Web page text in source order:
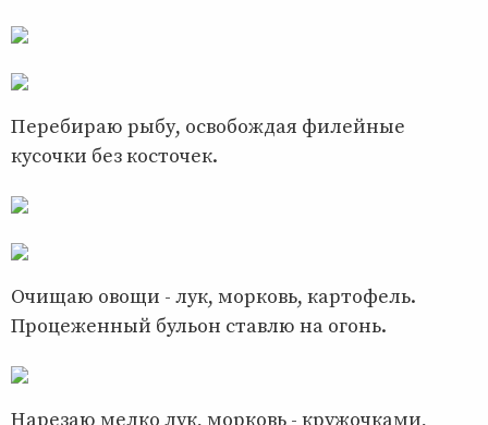
Перебираю рыбу, освобождая филейные
кусочки без косточек.
Очищаю овощи - лук, морковь, картофель.
Процеженный бульон ставлю на огонь.